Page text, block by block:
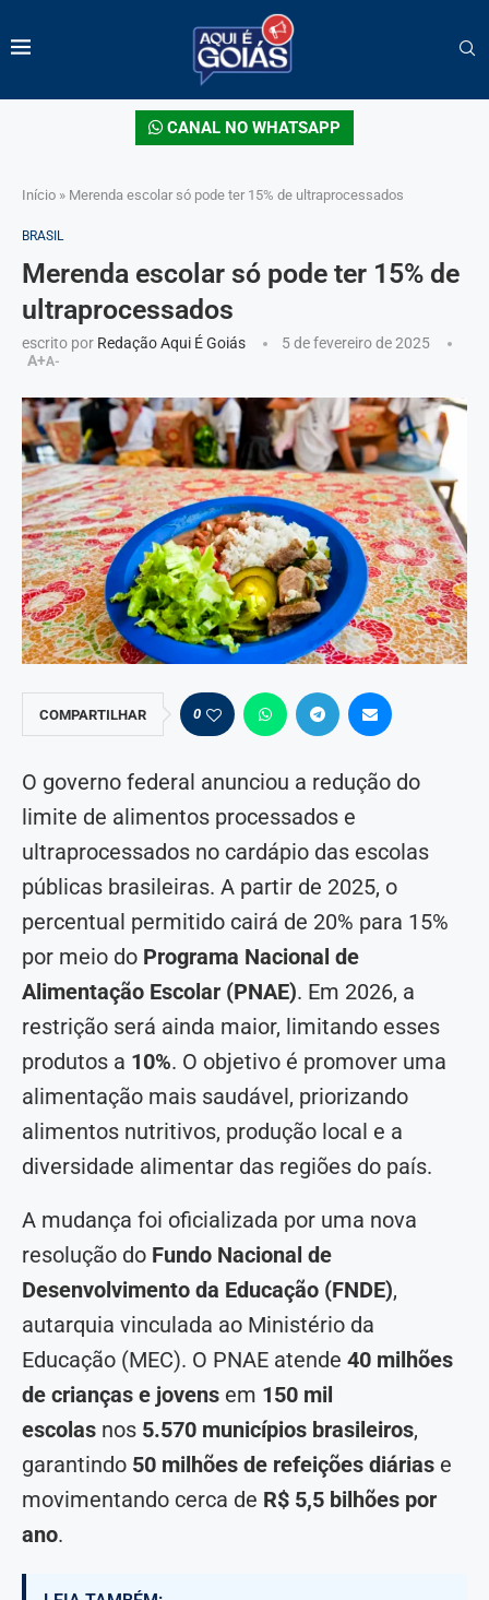
CANAL NO WHATSAPP
Início » Merenda escolar só pode ter 15% de ultraprocessados
BRASIL
Merenda escolar só pode ter 15% de
ultraprocessados
escrito por Redação Aqui É Goiás
5 de fevereiro de 2025
A+A-
COMPARTILHAR 0
O governo federal anunciou a redução do
limite de alimentos processados e
ultraprocessados no cardápio das escolas
públicas brasileiras. A partir de 2025, o
percentual permitido cairá de 20% para 15%
por meio do Programa Nacional de
Alimentação Escolar (PNAE). Em 2026, a
restrição será ainda maior, limitando esses
produtos a 10%. O objetivo é promover uma
alimentação mais saudável, priorizando
alimentos nutritivos, produção local e a
diversidade alimentar das regiões do país.
A mudança foi oficializada por uma nova
resolução do Fundo Nacional de
Desenvolvimento da Educação (FNDE),
autarquia vinculada ao Ministério da
Educação (MEC). O PNAE atende 40 milhões
de crianças e jovens em 150 mil
escolas nos 5.570 municípios brasileiros,
garantindo 50 milhões de refeições diárias e
movimentando cerca de R$ 5,5 bilhões por
ano.